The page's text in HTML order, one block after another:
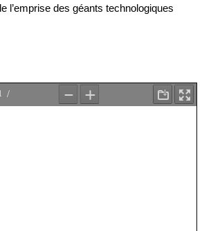
l’emprise des géants technologiques